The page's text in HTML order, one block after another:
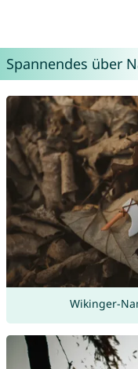
Spannendes über
Wikinger-